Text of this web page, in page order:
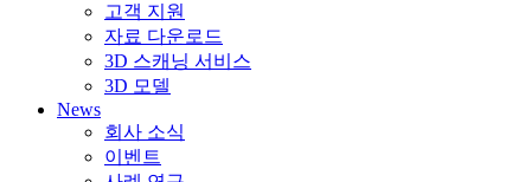
고객 지원
자료 다운로드
3D 스캐닝 서비스
3D 모델
News
회사 소식
이벤트